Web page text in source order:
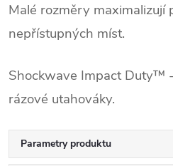
Malé rozměry maximalizují
nepřístupných míst.
Shockwave Impact Duty™
rázové utahováky.
Parametry produktu